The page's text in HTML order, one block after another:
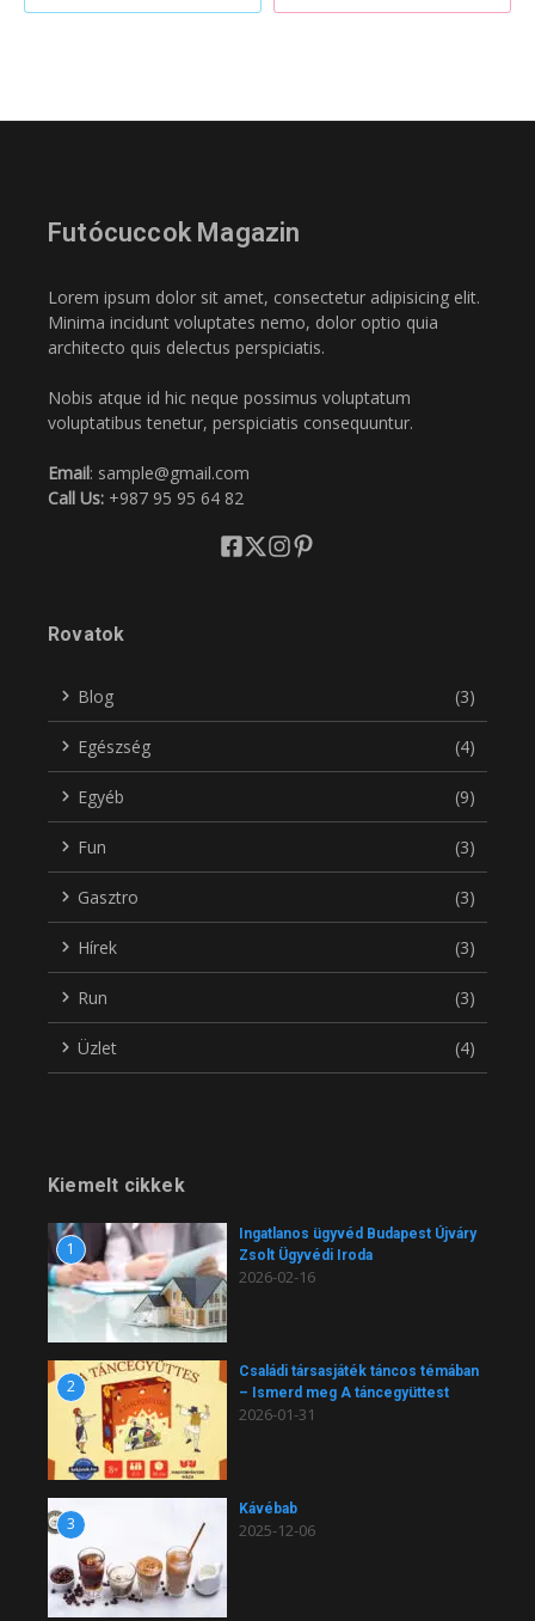
Futócuccok Magazin
Lorem ipsum dolor sit amet, consectetur adipisicing elit.
Minima incidunt voluptates nemo, dolor optio quia
architecto quis delectus perspiciatis.
Nobis atque id hic neque possimus voluptatum
voluptatibus tenetur, perspiciatis consequuntur.
Email: sample@gmail.com
Call Us: +987 95 95 64 82
Rovatok
Blog (3)
Egészség (4)
Egyéb (9)
Fun (3)
Gasztro (3)
Hírek (3)
Run (3)
Üzlet (4)
Kiemelt cikkek
1
Ingatlanos ügyvéd Budapest Újváry
Zsolt Ügyvédi Iroda
2026-02-16
2
Családi társasjáték táncos témában
– Ismerd meg A táncegyüttest
2026-01-31
3
Kávébab
2025-12-06